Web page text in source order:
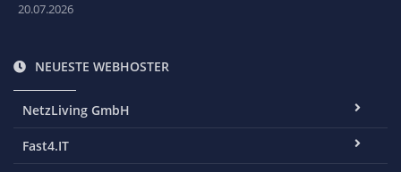
20.07.2026
NEUESTE WEBHOSTER
NetzLiving GmbH
Fast4.IT